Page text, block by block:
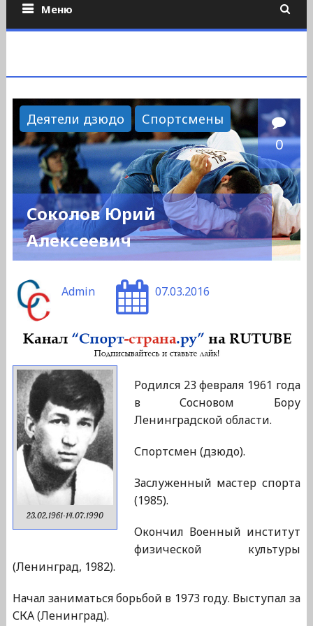
Меню
Деятели дзюдо Спортсмены
0
Соколов Юрий
Алексеевич
Admin 07.03.2016
23.02.1961-14.07.1990
Родился 23 февраля 1961 года
в Сосновом Бору
Ленинградской области.
Спортсмен (дзюдо).
Заслуженный мастер спорта
(1985).
Окончил Военный институт
физической культуры
(Ленинград, 1982).
Начал заниматься борьбой в 1973 году. Выступал за
СКА (Ленинград).